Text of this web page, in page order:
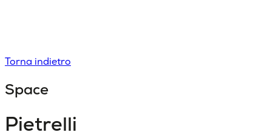
Torna indietro
Space
Pietrelli